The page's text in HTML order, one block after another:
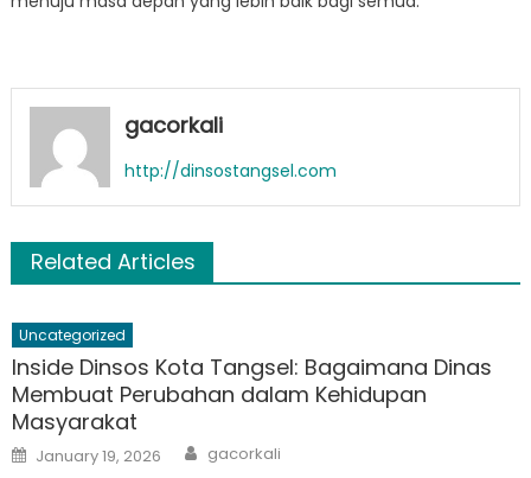
gacorkali
http://dinsostangsel.com
Related Articles
Uncategorized
Inside Dinsos Kota Tangsel: Bagaimana Dinas
Membuat Perubahan dalam Kehidupan
Masyarakat
Posted
on
January 19, 2026 Author
gacorkali